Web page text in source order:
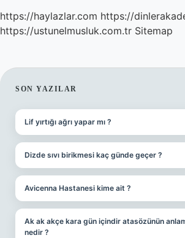
https://haylazlar.com https://
https://ustunelmusluk.com.tr Sitemap
SIDEBAR
SON YAZILAR
Lif yırtığı ağrı yapar mı ?
Dizde sıvı birikmesi kaç günde geçer ?
Avicenna Hastanesi kime ait ?
Ak ak akçe kara gün içindir atasözünün
nedir ?